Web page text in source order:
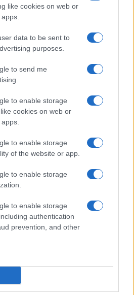
like cookies on web or
data to be sent to
purposes.
to send me
to enable storage
cookies on web or
to enable storage
of the website or app.
to enable storage
to enable storage
authentication
prevention, and other
o sottovalutazioni.
per portafogli e
ondate di offerta non
di liquidità, ma anche un
il profilo rischio-rendimento.
distinguere trapremio
usare la profondità del
la qualità media del
flessibilità sulle scadenze.
diversificazione
gestione attiva della
e ribilanciamenti.
resta semplice: quando i
Leggere i movimenti
domanda reale e pesare i